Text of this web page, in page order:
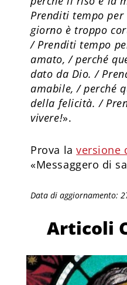
Prenditi tempo
giorno è troppo
/ Prenditi tempo
amato, / perché
dato da Dio. /
amabile, / perché
della felicità. /
vivere!».
Prova laversione
«Messaggero di
Data di aggiornamento:
Articoli